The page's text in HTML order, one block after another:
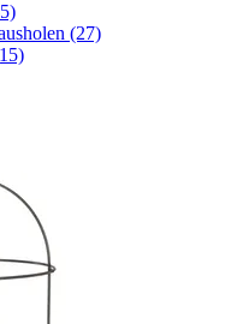
(27)